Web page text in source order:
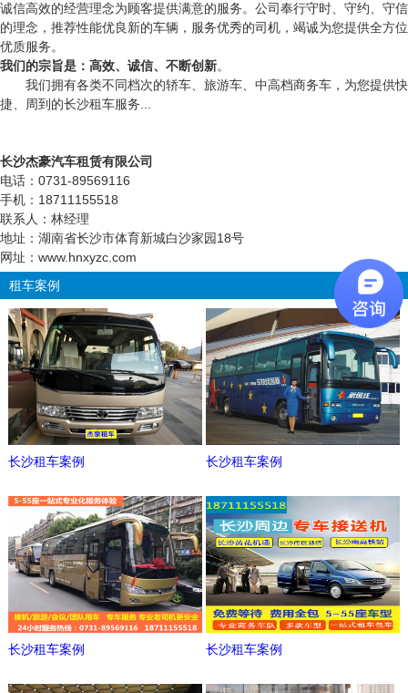
诚信高效的经营理念为顾客提供满意的服务。公司奉行守时、守约、守信
的理念，推荐性能优良新的车辆，服务优秀的司机，竭诚为您提供全方位
优质服务。
我们的宗旨是：高效、诚信、不断创新。
我们拥有各类不同档次的轿车、旅游车、中高档商务车，为您提供快
捷、周到的长沙租车服务...
长沙杰豪汽车租赁有限公司
电话：0731-89569116
手机：18711155518
联系人：林经理
地址：湖南省长沙市体育新城白沙家园18号
网址：www.hnxyzc.com
租车案例
更多
长沙租车案例 长沙租车案例
长沙租车案例 长沙租车案例